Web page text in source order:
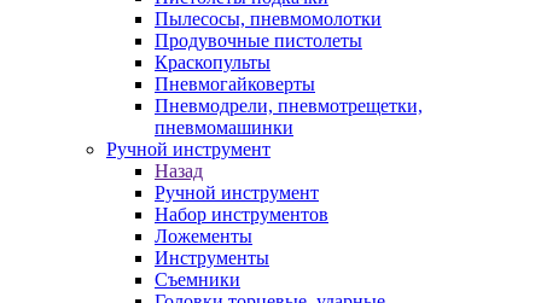
Пылесосы, пневмомолотки
Продувочные пистолеты
Краскопульты
Пневмогайковерты
Пневмодрели, пневмотрещетки,
пневмомашинки
Ручной инструмент
Назад
Ручной инструмент
Набор инструментов
Ложементы
Инструменты
Съемники